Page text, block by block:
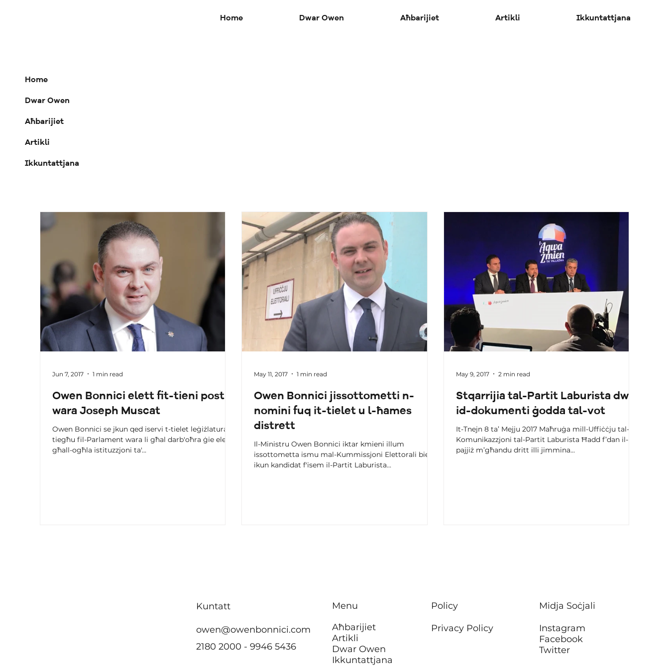
Home Dwar Owen Aħbarijiet Artikli Ikkuntattjana
Home
Dwar Owen
Aħbarijiet
Artikli
Ikkuntattjana
Owen Bonnici elett fit-tieni post
wara Joseph Muscat
Owen Bonnici se jkun qed iservi t-tielet leġiżlatura
tiegħu fil-Parlament wara li għal darb'oħra ġie elett
għall-ogħla istituzzjoni ta'...
Jun 7, 2017 1 min read
Owen Bonnici jissottometti n-
nomini fuq it-tielet u l-ħames
distrett
Il-Ministru Owen Bonnici iktar kmieni illum
issottometta ismu mal-Kummissjoni Elettorali biex
ikun kandidat f'isem il-Partit Laburista...
May 11, 2017 1 min read
Stqarrijia tal-Partit Laburista dwar
id-dokumenti ġodda tal-vot
It-Tnejn 8 ta’ Mejju 2017 Maħruġa mill-Uffiċċju tal-
Komunikazzjoni tal-Partit Laburista Ħadd f’dan il-
pajjiż m’għandu dritt illi jimmina...
May 9, 2017 2 min read
Kuntatt
owen@owenbonnici.com
2180 2000 - 9946 5436
Menu
Aħbarijiet
Artikli
Dwar Owen
Ikkuntattjana
Policy
Privacy Policy
Midja Soċjali
Instagram
Facebook
Twitter